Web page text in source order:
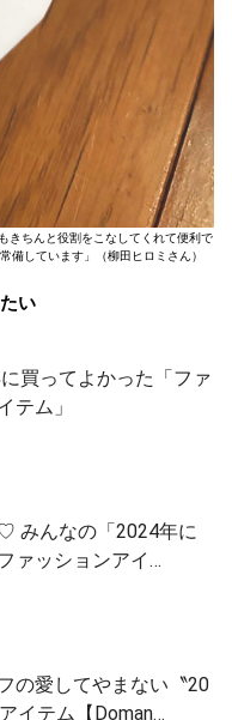
きちんと役割をこなしてくれて便利で
備しています」（柳田ヒロミさん）
い
買ってよかった「ファ
テム」
みんなの「2024年に
ァッションアイ…
の愛してやまない〝20
イテム【Doman…